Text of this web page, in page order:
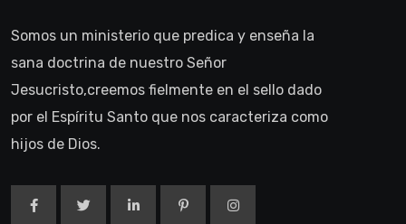
Somos un ministerio que predica y enseña la
sana doctrina de nuestro Señor
Jesucristo,creemos fielmente en el sello dado
por el Espíritu Santo que nos caracteriza como
hijos de Dios.